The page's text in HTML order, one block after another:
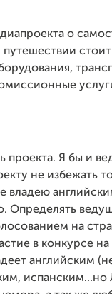
о
стоит
проекта. Я бы и
не избежать
владею
Определять
на
в конкурсе
английским